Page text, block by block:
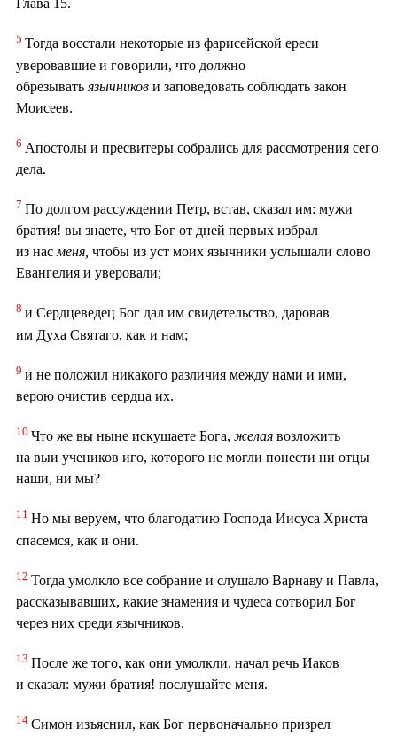
Глава 15.
5 Тогда восстали некоторые из фарисейской ереси
уверовавшие и говорили, что должно
обрезывать язычников и заповедовать соблюдать закон
Моисеев.
6 Апостолы и пресвитеры собрались для рассмотрения сего
дела.
7 По долгом рассуждении Петр, встав, сказал им: мужи
братия! вы знаете, что Бог от дней первых избрал
из насменя, чтобы из уст моих язычники услышали слово
Евангелия и уверовали;
8 и Сердцеведец Бог дал им свидетельство, даровав
им Духа Святаго, как и нам;
9 и не положил никакого различия между нами и ими,
верою очистив сердца их.
10 Что же вы ныне искушаете Бога, желая возложить
на выи учеников иго, которого не могли понести ни отцы
наши, ни мы?
11 Но мы веруем, что благодатию Господа Иисуса Христа
спасемся, как и они.
12 Тогда умолкло все собрание и слушало Варнаву и Павла,
рассказывавших, какие знамения и чудеса сотворил Бог
через них среди язычников.
13 После же того, как они умолкли, начал речь Иаков
и сказал: мужи братия! послушайте меня.
14 Симон изъяснил, как Бог первоначально призрел